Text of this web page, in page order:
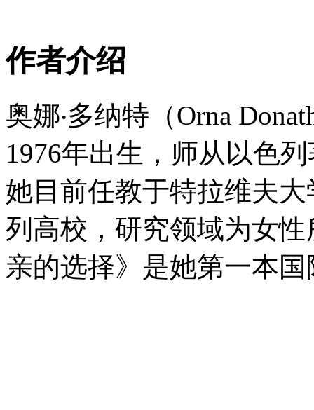
作者介绍
奥娜‧多纳特（Orna
1976年出生，师从以色
她目前任教于特拉维夫
列高校，研究领域为女
亲的选择》是她第一本